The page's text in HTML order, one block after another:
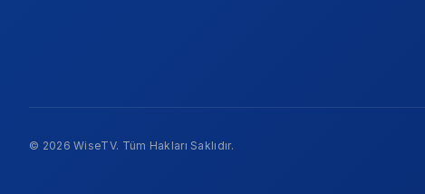
© 2026 WiseTV. Tüm Hakları Saklıdır.